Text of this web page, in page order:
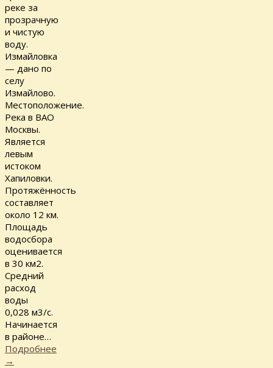
реке за
прозрачную
и чистую
воду.
Измайловка
— дано по
селу
Измайлово.
Местоположение.
Река в ВАО
Москвы.
Является
левым
истоком
Хапиловки.
Протяжённость
составляет
около 12 км.
Площадь
водосбора
оценивается
в 30 км2.
Средний
расход
воды
0,028 м3/с.
Начинается
в районе…
Подробнее
→